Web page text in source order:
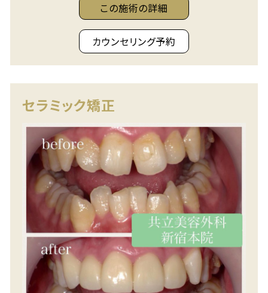
この施術の詳細
カウンセリング予約
セラミック矯正